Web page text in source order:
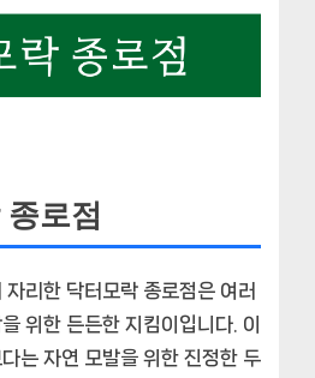
로점
리한 닥터모락 종로점은 여러
위한 든든한 지킴이입니다. 이
는 자연 모발을 위한 진정한 두